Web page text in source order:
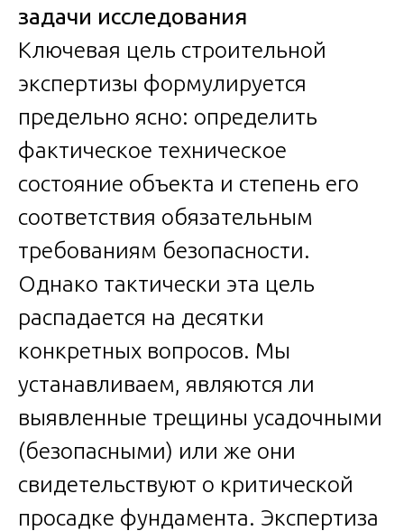
задачи исследования
Ключевая цель строительной
экспертизы формулируется
предельно ясно: определить
фактическое техническое
состояние объекта и степень его
соответствия обязательным
требованиям безопасности.
Однако тактически эта цель
распадается на десятки
конкретных вопросов. Мы
устанавливаем, являются ли
выявленные трещины усадочными
(безопасными) или же они
свидетельствуют о критической
просадке фундамента. Экспертиза